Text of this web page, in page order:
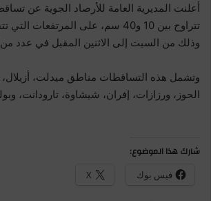
أعلنت المديرية العامة للأرصاد الجوية عن
وذلك من السبت إلى الاثنين المقبل في عدد من
وتشمل هذه التساقطات مناطق ميدلت، أزيلال،
الحوز، ورزازات، إفران، شيشاوة، تارودانت،
شارك هذا الموضوع:
فيس بوك X